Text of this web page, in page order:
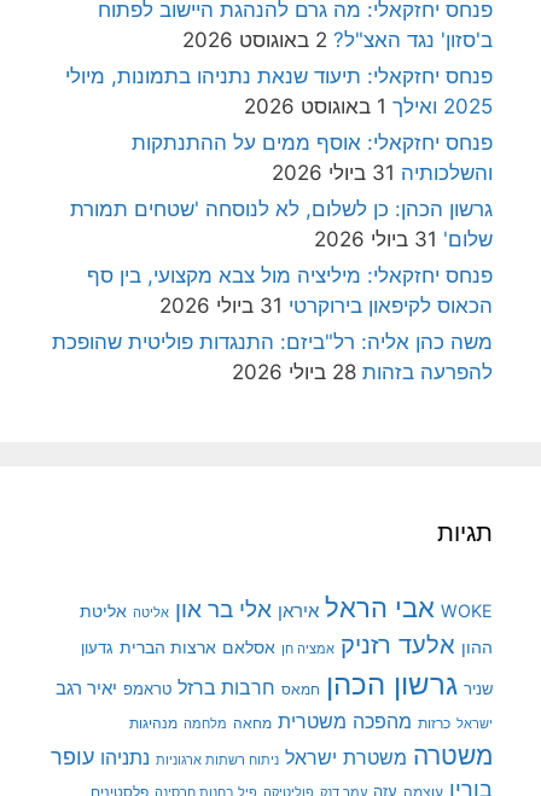
פנחס יחזקאלי: מה גרם להנהגת היישוב לפתוח
ב'סזון' נגד האצ"ל? 2 באוגוסט 2026
פנחס יחזקאלי: תיעוד שנאת נתניהו בתמונות, מיולי
2025 ואילך
1 באוגוסט 2026
פנחס יחזקאלי: אוסף ממים על ההתנתקות
והשלכותיה 31 ביולי 2026
גרשון הכהן: כן לשלום, לא לנוסחה 'שטחים תמורת
שלום' 31 ביולי 2026
פנחס יחזקאלי: מיליציה מול צבא מקצועי, בין סף
הכאוס לקיפאון בירוקרטי 31 ביולי 2026
משה כהן אליה: רל"ביזם: התנגדות פוליטית שהופכת
להפרעה בזהות 28 ביולי 2026
תגיות
WOKE אבי הראל איראן אלי בר און אליטה אליטת
ההון אלעד רזניק אמציה חן אסלאם ארצות הברית גדעון
שניר גרשון הכהן חמאס חרבות ברזל טראמפ יאיר רגב
ישראל כרזות מהפכה משטרית מחאה מלחמה מנהיגות
משטרה משטרת ישראל ניתוח רשתות ארגוניות נתניהו עופר
בורין עוצמה עזה פלסטינים